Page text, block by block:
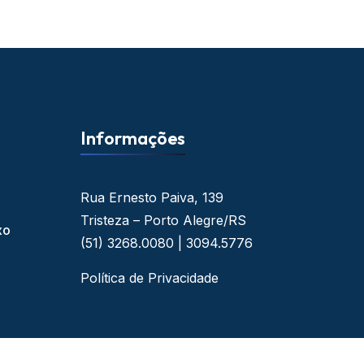
Informações
Rua Ernesto Paiva, 139
Tristeza – Porto Alegre/RS
(51) 3268.0080 | 3094.5776
Política de Privacidade